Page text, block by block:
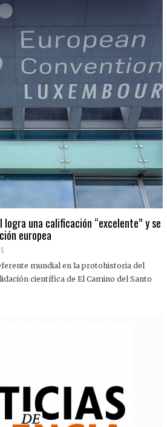
logra una calificación “excelente” y se
europea
mundial en la protohistoria del
científica de El Camino del Santo